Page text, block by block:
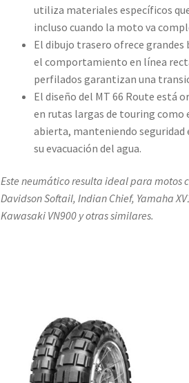
utiliza materiales específicos
incluso cuando la moto va
El dibujo trasero ofrece
el comportamiento en línea
perfilados garantizan una
El diseño del MT 66 Route está
en rutas largas de touring como
abierta, manteniendo seguridad
su evacuación del agua.
Este neumático resulta ideal para motos
Davidson Softail, Indian Chief, Yamaha
Kawasaki VN900 y otras similares.